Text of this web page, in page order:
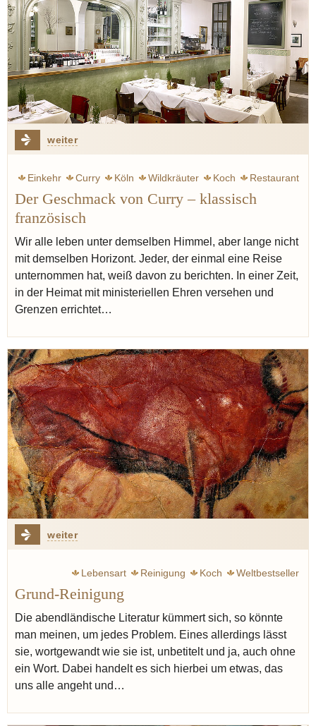
weiter
Einkehr Curry Köln Wildkräuter Koch Restaurant
Der Geschmack von Curry – klassisch
französisch
Wir alle leben unter demselben Himmel, aber lange nicht
mit demselben Horizont. Jeder, der einmal eine Reise
unternommen hat, weiß davon zu berichten. In einer Zeit,
in der Heimat mit ministeriellen Ehren versehen und
Grenzen errichtet…
weiter
Lebensart Reinigung Koch Weltbestseller
Grund-Reinigung
Die abendländische Literatur kümmert sich, so könnte
man meinen, um jedes Problem. Eines allerdings lässt
sie, wortgewandt wie sie ist, unbetitelt und ja, auch ohne
ein Wort. Dabei handelt es sich hierbei um etwas, das
uns alle angeht und…